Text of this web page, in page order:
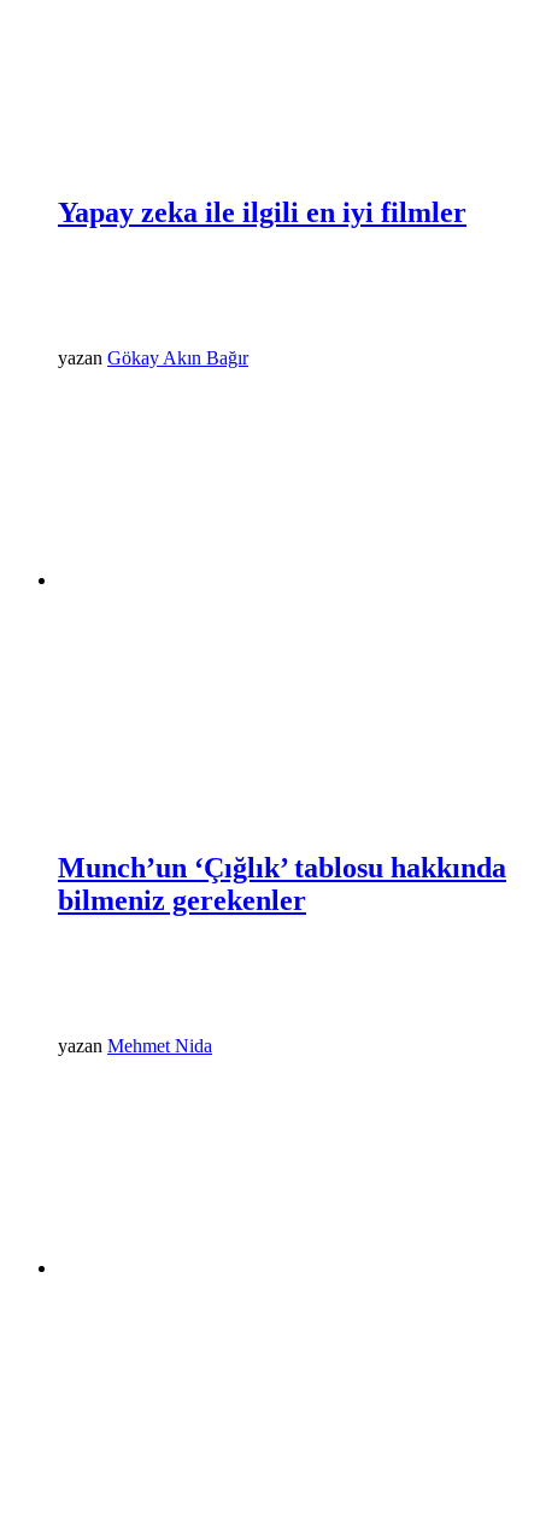
Yapay zeka ile ilgili en iyi filmler
yazan Gökay Akın Bağır
Munch’un ‘Çığlık’ tablosu hakkında
bilmeniz gerekenler
yazan Mehmet Nida